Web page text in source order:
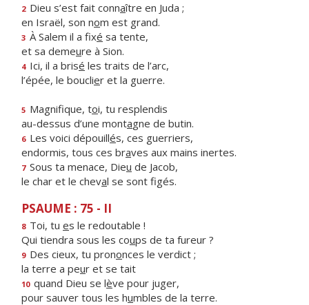
2 Dieu s’est fait connaître en Juda ;
en Israël, son nom est grand.
3 À Salem il a fixé sa tente,
et sa demeure à Sion.
4 Ici, il a brisé les traits de l’arc,
l’épée, le bouclier et la guerre.
5 Magnifique, toi, tu resplendis
au-dessus d’une montagne de butin.
6 Les voici dépouillés, ces guerriers,
endormis, tous ces braves aux mains inertes.
7 Sous ta menace, Dieu de Jacob,
le char et le cheval se sont figés.
PSAUME : 75 - II
8 Toi, tu es le redoutable !
Qui tiendra sous les coups de ta fureur ?
9 Des cieux, tu prononces le verdict ;
la terre a peur et se tait
10 quand Dieu se lève pour juger,
pour sauver tous les humbles de la terre.